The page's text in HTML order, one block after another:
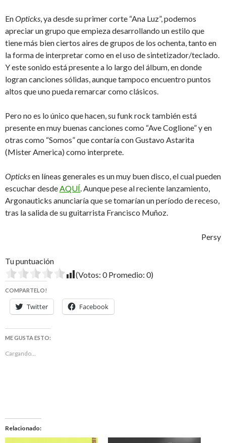
EnOpticks, ya desde su primer corte “Ana Luz”, podemos
apreciar un grupo que empieza desarrollando un estilo que
tiene más bien ciertos aires de grupos de los ochenta, tanto en
la forma de interpretar como en el uso de sintetizador/teclado.
Y este sonido está presente a lo largo del álbum, en donde
logran canciones sólidas, aunque tampoco encuentro puntos
altos que uno pueda remarcar como clásicos.
Pero no es lo único que hacen, su funk rock también está
presente en muy buenas canciones como “Ave Coglione” y en
otras como “Somos” que contaría con Gustavo Astarita
(Mister America) como interprete.
Opticksen líneas generales es un muy buen disco, el cual pueden
escuchar desdeAQUÍ. Aunque pese al reciente lanzamiento,
Argonauticks anunciaría que se tomarían un período de receso,
tras la salida de su guitarrista Francisco Muñoz.
Persy
Tu puntuación
(Votos: 0Promedio: 0)
COMPARTELO!
Twitter Facebook
ME GUSTA ESTO:
Cargando...
Relacionado